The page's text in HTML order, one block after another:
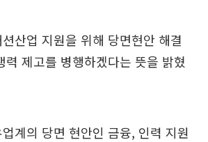
산업 지원을 위해 당면현안 해결
력 제고를 병행하겠다는 뜻을 밝혔
계의 당면 현안인 금융, 인력 지원